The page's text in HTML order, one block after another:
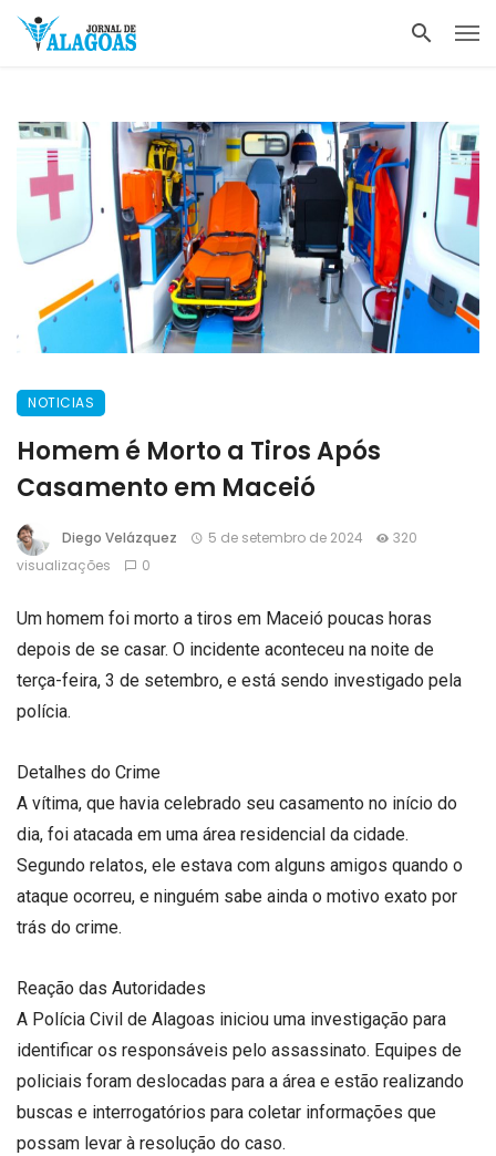
NOTICIAS
Homem é Morto a Tiros Após
Casamento em Maceió
Diego Velázquez 5 de setembro de 2024
320
visualizações
0
Um homem foi morto a tiros em Maceió poucas horas
depois de se casar. O incidente aconteceu na noite de
terça-feira, 3 de setembro, e está sendo investigado pela
polícia.
Detalhes do Crime
A vítima, que havia celebrado seu casamento no início do
dia, foi atacada em uma área residencial da cidade.
Segundo relatos, ele estava com alguns amigos quando o
ataque ocorreu, e ninguém sabe ainda o motivo exato por
trás do crime.
Reação das Autoridades
A Polícia Civil de Alagoas iniciou uma investigação para
identificar os responsáveis pelo assassinato. Equipes de
policiais foram deslocadas para a área e estão realizando
buscas e interrogatórios para coletar informações que
possam levar à resolução do caso.